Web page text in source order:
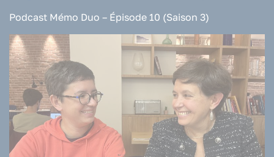
Podcast Mémo Duo – Épisode 10 (Saison 3)